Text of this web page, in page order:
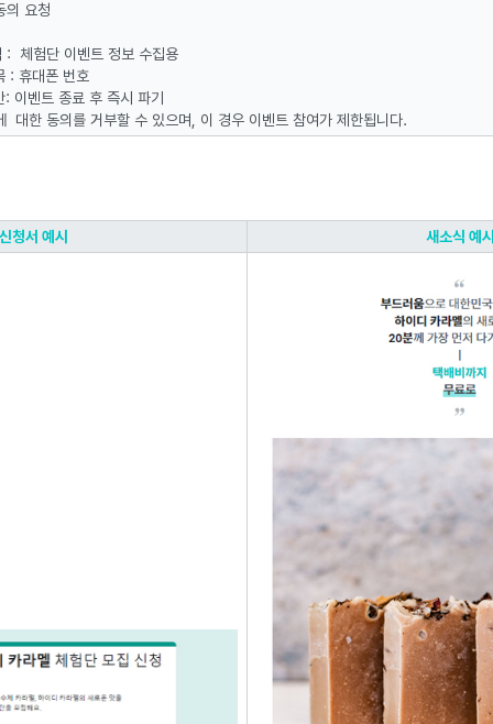
의 요청
: 체험단 이벤트 정보 수집용
: 휴대폰 번호
이벤트 종료 후 즉시 파기
대한 동의를 거부할 수 있으며, 이 경우 이벤트 참여가 제한됩니다.
청서 예시 새소식 예